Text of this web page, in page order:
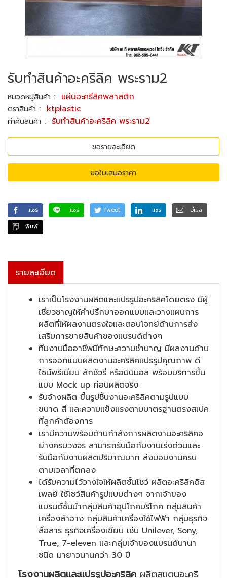
รับทำสินค้าอะคริลิค พระราม2
หมวดหมู่สินค้า : แผ่นอะครีลิคพลาสติก
ตราสินค้า : ktplastic
คำค้นสินค้า : รับทำสินค้าอะคริลิค พระราม2
ขอรายละเอียด
ขอใบเสนอราคา
แชร์ แชร์ Tweet แชร์
อีเมล
พิมพ์
รายละเอียด
เราเป็นโรงงานผลิตและแปรรูปอะคริลิคโดยตรง มีผู้
เชี่ยวชาญให้คำปรึกษาออกแบบและวางแผนการ
ผลิตที่ให้ผลงานตรงใจและตอบโจทย์ด้านการส่ง
เสริมการขายสินค้าของแบรนด์ต่างๆ
ทีมงานมืออาชีพมีทักษะความชำนาญ มีผลงานด้าน
การออกแบบผลิตงานอะคริลิคแปรรูปคุณภาพ ดี
ไซน์พรีเมี่ยม ลักชัวรี่ หรือมินิมอล พร้อมบริการขึ้น
แบบ Mock up ก่อนผลิตจริง
รับจ้างผลิต ขึ้นรูปชิ้นงานอะคริลิคตามรูปแบบ
ขนาด สี และความแข็งแรงตามมาตรฐานตรงสเปค
ที่ลูกค้าต้องการ
เรามีความพร้อมด้านกำลังการผลิตงานอะคริลิคอ
ย่างครบวงจร สามารถรับมือกับงานเร่งด่วนและ
รับมือกับงานผลิตปริมาณมาก ส่งมอบงานครบ
ตามเวลาที่ตกลง
ได้รับความไว้วางใจให้ผลิตชั้นโชว์ ผลิตอะคริลิคดิส
เพลย์ ใช้โชว์สินค้ารูปแบบต่างๆ จากเจ้าของ
แบรนด์ชั้นนำกลุ่มสินค้าอุปโภคบริโภค กลุ่มสินค้า
เครื่องสำอาง กลุ่มสินค้าเครื่องใช้ไฟฟ้า กลุ่มธุรกิจ
สื่อสาร ธุรกิจเครื่องเขียน เช่น Unilever, Sony,
True, 7-eleven และกลุ่มเจ้าของแบรนด์นานา
ชนิด มายาวนานกว่า 30 ปี
โรงงานผลิตและแปรรูปอะคริลิค ผลิตสแตนอะคริ